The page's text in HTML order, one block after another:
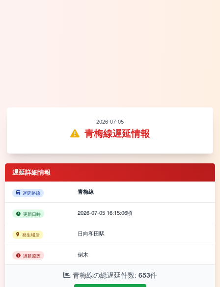
2026-07-05
青梅線遅延情報
遅延詳細情報
遅延路線 青梅線
更新日時 2026-07-05 16:15:06頃
発生場所 日向和田駅
遅延原因 倒木
青梅線の総遅延件数: 653件